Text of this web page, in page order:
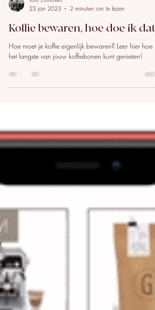
Tom Enthoven
23 jan 2023
2 minuten om te lezen
Koffie bewaren, hoe doe ik dat?
Hoe moet je koffie eigenlijk bewaren? Leer hier hoe je